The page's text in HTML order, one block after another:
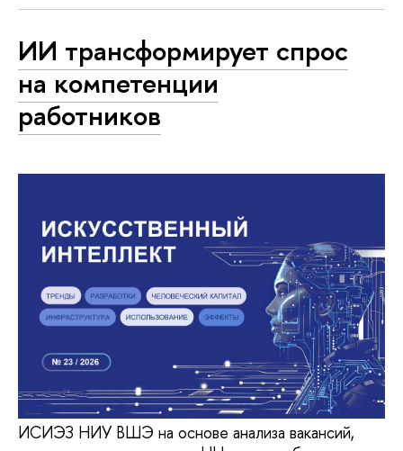
ИИ трансформирует спрос
на компетенции
работников
ИСИЭЗ НИУ ВШЭ на основе анализа вакансий,